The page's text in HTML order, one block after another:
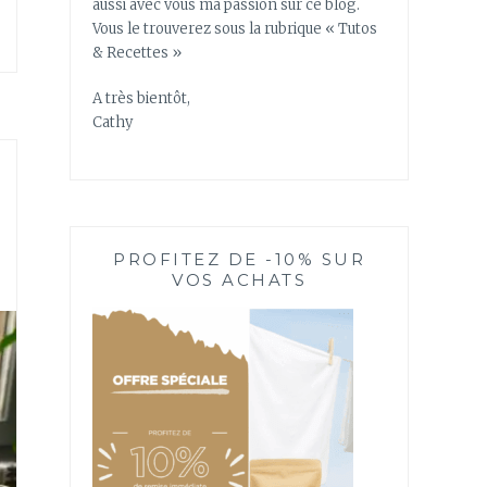
aussi avec vous ma passion sur ce blog.
Vous le trouverez sous la rubrique « Tutos
& Recettes »
A très bientôt,
Cathy
PROFITEZ DE -10% SUR
VOS ACHATS